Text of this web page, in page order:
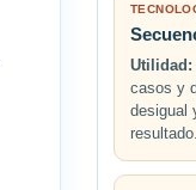
Utilidad:
casos y
desigual
resultado.